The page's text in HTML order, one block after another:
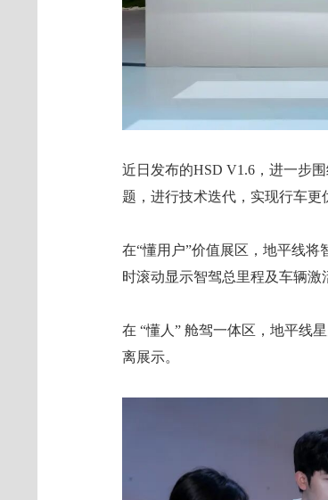
近日发布的HSD V1.6，进一步
题，进行技术迭代，实现行车更
在“懂用户”价值展区，地平线
时滚动显示智驾总里程及车辆激
在 “懂人” 舱驾一体区，地平线
离展示。